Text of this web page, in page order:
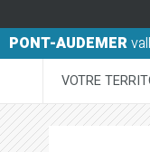
PONT-AUDEMER
VOTRE